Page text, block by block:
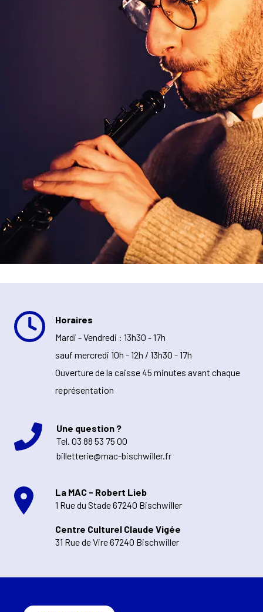
Horaires
Mardi - Vendredi : 13h30 - 17h
sauf mercredi 10h - 12h / 13h30 - 17h
Ouverture de la caisse 45 minutes avant chaque
représentation
Une question ?
Tel. 03 88 53 75 00
billetterie@mac-bischwiller.fr
La MAC - Robert Lieb
1 Rue du Stade 67240 Bischwiller
Centre Culturel Claude Vigée
31 Rue de Vire 67240 Bischwiller